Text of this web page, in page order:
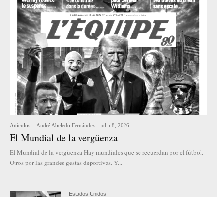
Artículos André Abeledo Fernández - julio 8, 2026
El Mundial de la vergüenza
El Mundial de la vergüenza Hay mundiales que se recuerdan por el fútbol.
Otros por las grandes gestas deportivas. Y...
Estados Unidos